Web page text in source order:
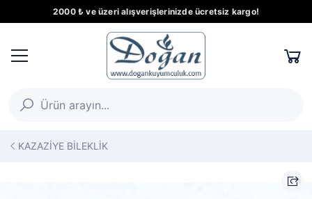
2000 ₺ ve üzeri alışverişlerinizde ücretsiz kargo!
KAZAZİYE BİLEKLİK